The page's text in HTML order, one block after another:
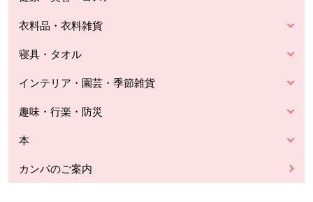
衣料品・衣料雑貨
寝具・タオル
インテリア・園芸・季節雑貨
趣味・行楽・防災
本
カンパのご案内